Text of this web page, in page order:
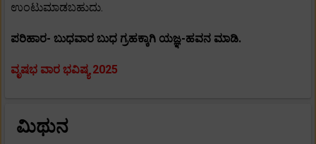
ಉಂಟುಮಾಡಬಹುದು.
ಪರಿಹಾರ- ಬುಧವಾರ ಬುಧ ಗ್ರಹಕ್ಕಾಗಿ ಯಜ್ಞ-ಹವನ ಮಾಡಿ.
ವೃಷಭ ವಾರ ಭವಿಷ್ಯ 2025
ಮಿಥುನ